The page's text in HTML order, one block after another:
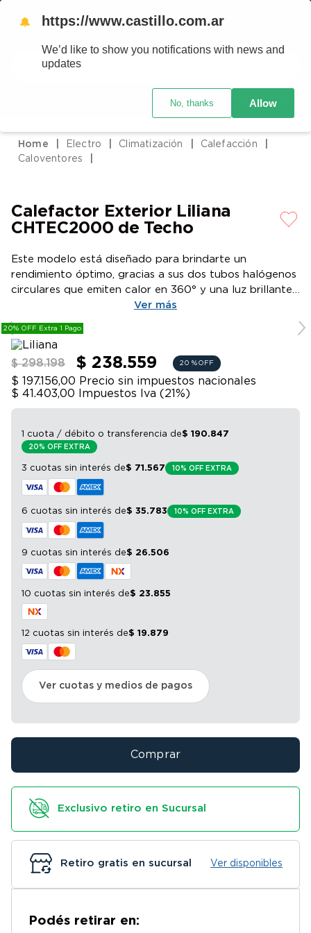
Buscar
Crédito Castillo
Electro Climatización
Calefacción
Caloventores
Calefactor Exterior Liliana
CHTEC2000 de Techo
Este modelo está diseñado para brindarte un
rendimiento óptimo, gracias a sus dos tubos halógenos
circulares que emiten calor en 360° y una luz brillante
de hasta 800 lúmenes. Con sus dos niveles de potencia
y grado de impermeabilidad IP34, podés calefaccionar
y iluminar tus espacios exteriores con facilidad. ¡Ideal
para quienes buscan confort y versatilidad en áreas
abiertas!
Ver más
20% OFF Extra 1 Pago
$ 298.198 $ 238.559 20 % OFF
$ 197.156,00 Precio sin impuestos nacionales
$ 41.403,00
Impuestos Iva (21%)
1 cuota / débito o transferencia de$ 190.847
20% OFF EXTRA
3 cuotas sin interés de$ 71 .567 10% OFF EXTRA
6 cuotas sin interés de$ 35.783 10% OFF EXTRA
9 cuotas sin interés de$ 26.506
10 cuotas sin interés de$ 23.855
12 cuotas sin interés de$ 19.879
Ver cuotas y medios de pagos
Comprar
Exclusivo retiro en Sucursal
Retiro gratis en sucursal Ver disponibles
Podés retirar en:
2.
heladera
5.
colchones
7.
moto
8.
aire acondicionado
9.
bicicleta
10. sommier
🔔 https://www.castillo.com.ar
We’d like to show you notifications with news and
updates
No, thanks Allow